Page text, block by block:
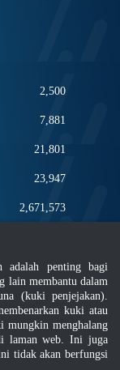
2,500
7,881
21,801
23,947
2,671,573
adalah penting bagi
lain membantu dalam
(kuki penjejakan).
kuki atau
mungkin menghalang
laman web. Ini juga
tidak akan berfungsi